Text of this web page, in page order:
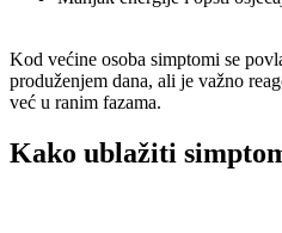
Kod većine osoba simptomi se
produženjem dana, ali je važno
već u ranim fazama.
Kako ublažiti